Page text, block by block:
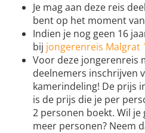
Je mag aan deze reis
bent op het moment
Indien je nog geen 16
bij jongerenreis Malgrat
Voor deze jongerenreis
deelnemers inschrijven
kamerindeling! De prijs
is de prijs die je per
2 personen boekt. Wil
meer personen? Neem